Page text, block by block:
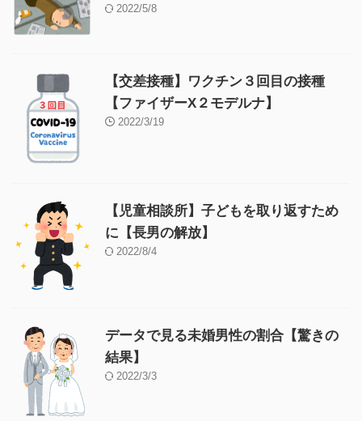
2022/5/8
【交差接種】ワクチン３回目の接種
【ファイザーX２モデルナ】
2022/3/19
【児童相談所】子どもを取り返すため
に【長男の解放】
2022/8/4
データで見る未婚男性の割合【驚きの
結果】
2022/3/3